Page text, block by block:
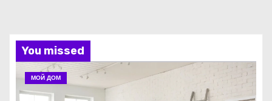
You missed
МОЙ ДОМ